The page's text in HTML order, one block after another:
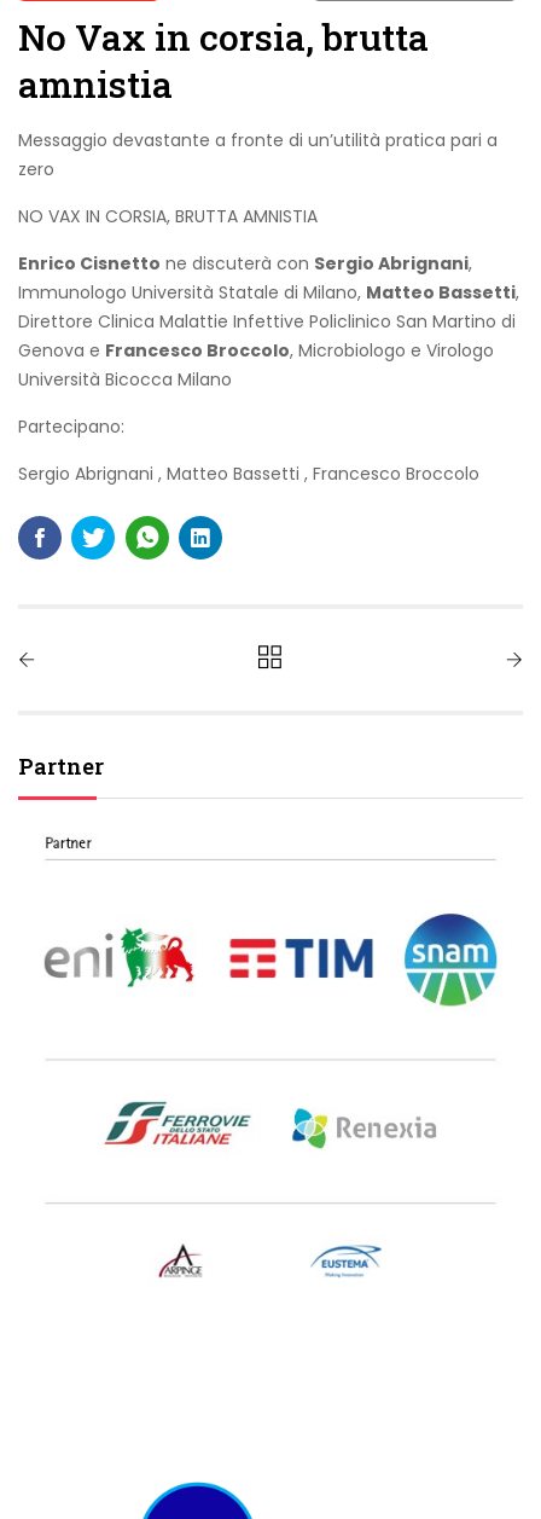
No Vax in corsia, brutta
amnistia
Messaggio devastante a fronte di un’utilità pratica pari a
zero
NO VAX IN CORSIA, BRUTTA AMNISTIA
Enrico Cisnetto ne discuterà con Sergio Abrignani,
Immunologo Università Statale di Milano, Matteo Bassetti,
Direttore Clinica Malattie Infettive Policlinico San Martino di
Genova e Francesco Broccolo, Microbiologo e Virologo
Università Bicocca Milano
Partecipano:
Sergio Abrignani , Matteo Bassetti , Francesco Broccolo
Partner